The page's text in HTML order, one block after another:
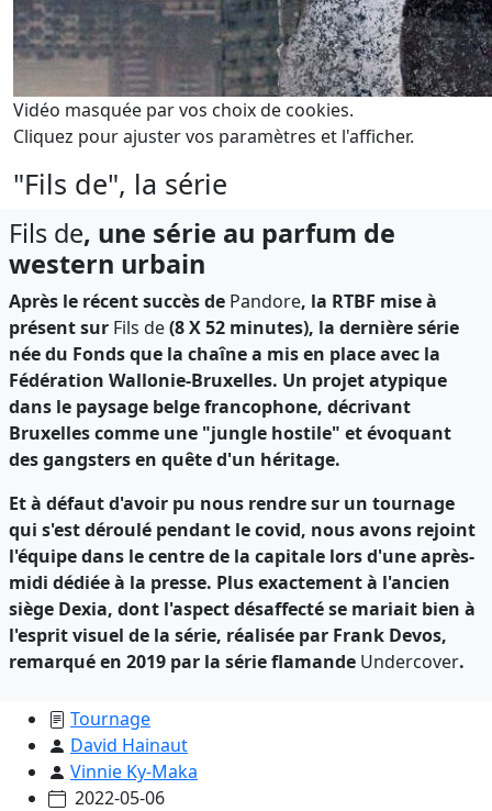
Vidéo masquée par vos choix de cookies.
Cliquez pour ajuster vos paramètres et l'afficher.
"Fils de", la série
Fils de, une série au parfum de
western urbain
Après le récent succès de Pandore, la RTBF mise à
présent sur Fils de(8 X 52 minutes), la dernière série
née du Fonds que la chaîne a mis en place avec la
Fédération Wallonie-Bruxelles. Un projet atypique
dans le paysage belge francophone, décrivant
Bruxelles comme une "jungle hostile" et évoquant
des gangsters en quête d'un héritage.
Et à défaut d'avoir pu nous rendre sur un tournage
qui s'est déroulé pendant le covid, nous avons rejoint
l'équipe dans le centre de la capitale lors d'une après-
midi dédiée à la presse. Plus exactement à l'ancien
siège Dexia, dont l'aspect désaffecté se mariait bien à
l'esprit visuel de la série, réalisée par Frank Devos,
remarqué en 2019 par la série flamande Undercover.
Tournage
David Hainaut
Vinnie Ky-Maka
2022-05-06